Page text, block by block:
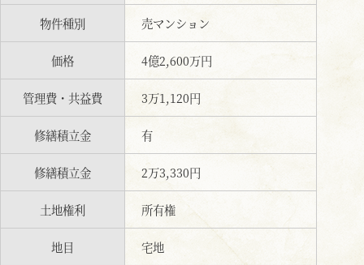
物件種別 売マンション
価格 4億2,600万円
管理費・共益費 3万1,120円
修繕積立金 有
修繕積立金 2万3,330円
土地権利 所有権
地目 宅地